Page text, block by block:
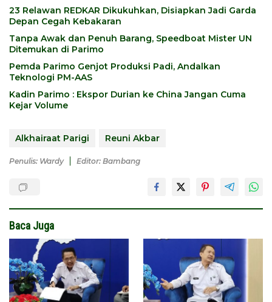
23 Relawan REDKAR Dikukuhkan, Disiapkan Jadi Garda
Depan Cegah Kebakaran
Tanpa Awak dan Penuh Barang, Speedboat Mister UN
Ditemukan di Parimo
Pemda Parimo Genjot Produksi Padi, Andalkan
Teknologi PM-AAS
Kadin Parimo : Ekspor Durian ke China Jangan Cuma
Kejar Volume
Alkhairaat Parigi Reuni Akbar
Penulis: Wardy Editor: Bambang
Baca Juga